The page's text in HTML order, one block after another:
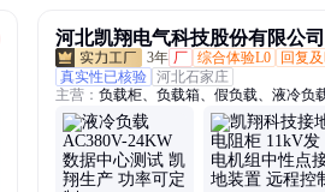
EPYC™ 9004 和
9005 系列处理器 支
持直接液冷 (DLC)
河北凯翔电气科技股份有限公司
3年 厂 综合体验L0 回复
真实性已核验 河北石家庄
主营： 负载柜、负载箱、假负载、液冷负